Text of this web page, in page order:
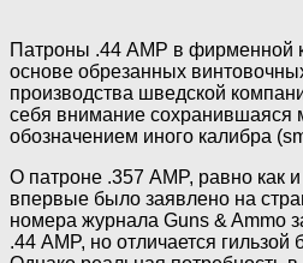
Патроны .44 АМР в фирменной
основе обрезанных
производства шведской
себя внимание сохранившаяся
обозначением иного калибра
О патроне .357 AMP, равно как
впервые было заявлено на
номера журнала Guns & Ammo
.44 AMP, но отличается